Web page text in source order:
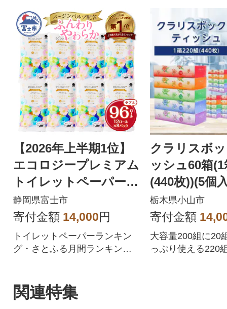
工」の3つの工程
で、生食に近い
味を十分に堪能
の馬肉のお礼品で
【2026年上半期1位】
エコロジープレミアム
トイレットペーパー
ダブル 96ロール 日用
品 人気
静岡県富士市
寄付金額 14,000円
トイレットペーパーランキン
グ・さとふる月間ランキング1
を追求した上質なトイレット
ペーパーです。
クラリスボ
ッシュ60箱
(440枚))(5個
ット)
栃木県小山市
寄付金額
大容量200組に20
っぷり使える220
関連特集